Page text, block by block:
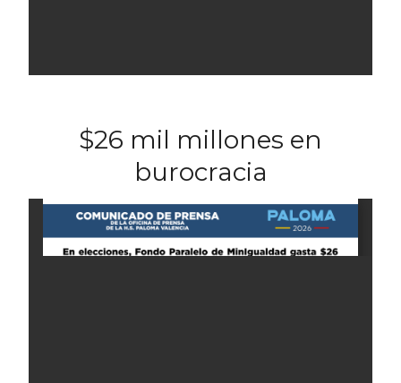
$26 mil millones en
burocracia